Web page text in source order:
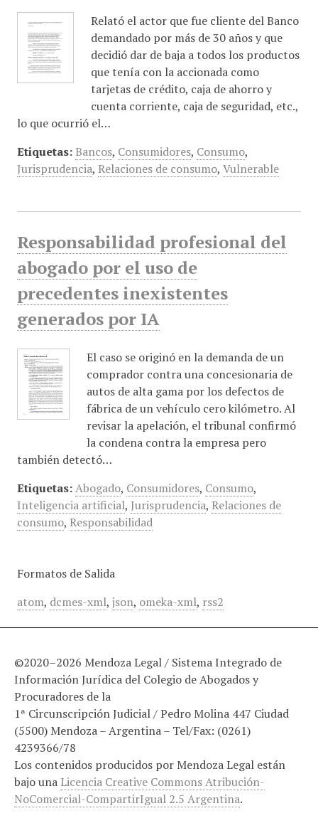
Relató el actor que fue cliente del Banco
demandado por más de 30 años y que
decidió dar de baja a todos los productos
que tenía con la accionada como
tarjetas de crédito, caja de ahorro y
cuenta corriente, caja de seguridad, etc.,
lo que ocurrió el…
Etiquetas: Bancos, Consumidores, Consumo,
Jurisprudencia, Relaciones de consumo, Vulnerable
Responsabilidad profesional del
abogado por el uso de
precedentes inexistentes
generados por IA
El caso se originó en la demanda de un
comprador contra una concesionaria de
autos de alta gama por los defectos de
fábrica de un vehículo cero kilómetro. Al
revisar la apelación, el tribunal confirmó
la condena contra la empresa pero
también detectó…
Etiquetas: Abogado, Consumidores, Consumo,
Inteligencia artificial, Jurisprudencia, Relaciones de
consumo, Responsabilidad
Formatos de Salida
atom, dcmes-xml, json, omeka-xml, rss2
©2020–2026 Mendoza Legal / Sistema Integrado de
Información Jurídica del Colegio de Abogados y
Procuradores de la
1ª Circunscripción Judicial / Pedro Molina 447 Ciudad
(5500) Mendoza – Argentina – Tel/Fax: (0261)
4239366/78
Los contenidos producidos por Mendoza Legal están
bajo una Licencia Creative Commons Atribución-
NoComercial-CompartirIgual 2.5 Argentina.